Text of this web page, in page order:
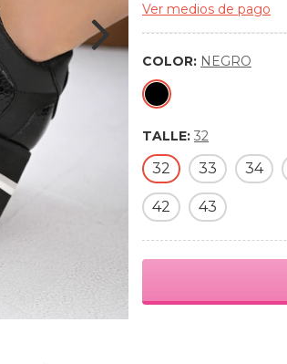
Ver medios de pago
COLOR: NEGRO
TALLE: 32
32 33 34
42 43